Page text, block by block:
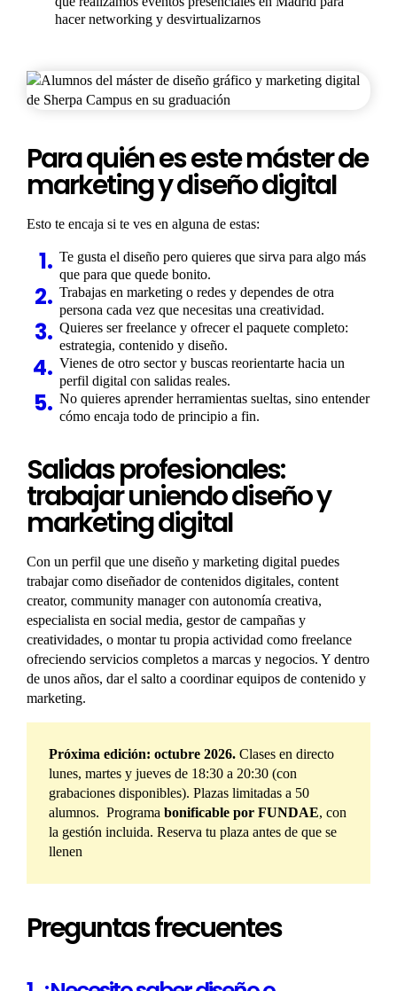
hacer networking y desvirtualizarnos
Para quién es este máster de
marketing y diseño digital
Esto te encaja si te ves en alguna de estas:
Te gusta el diseño pero quieres que sirva para algo más
que para que quede bonito.
Trabajas en marketing o redes y dependes de otra
persona cada vez que necesitas una creatividad.
Quieres ser freelance y ofrecer el paquete completo:
estrategia, contenido y diseño.
Vienes de otro sector y buscas reorientarte hacia un
perfil digital con salidas reales.
No quieres aprender herramientas sueltas, sino entender
cómo encaja todo de principio a fin.
Salidas profesionales:
trabajar uniendo diseño y
marketing digital
Con un perfil que une diseño y marketing digital puedes
trabajar como diseñador de contenidos digitales, content
creator, community manager con autonomía creativa,
especialista en social media, gestor de campañas y
creatividades, o montar tu propia actividad como freelance
ofreciendo servicios completos a marcas y negocios. Y dentro
de unos años, dar el salto a coordinar equipos de contenido y
marketing.
Próxima edición: octubre 2026. Clases en directo
lunes, martes y jueves de 18:30 a 20:30 (con
grabaciones disponibles). Plazas limitadas a 50
alumnos. Programa bonificable por FUNDAE, con
la gestión incluida. Reserva tu plaza antes de que se
llenen
Preguntas frecuentes